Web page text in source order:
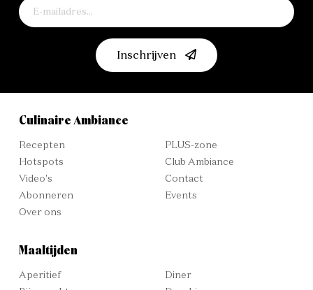
Inschrijven
Culinaire Ambiance
Recepten
Hotspots
Video's
Abonneren
Over ons
PLUS-zone
Club Ambiance
Contact
Events
Maaltijden
Aperitief
Diner